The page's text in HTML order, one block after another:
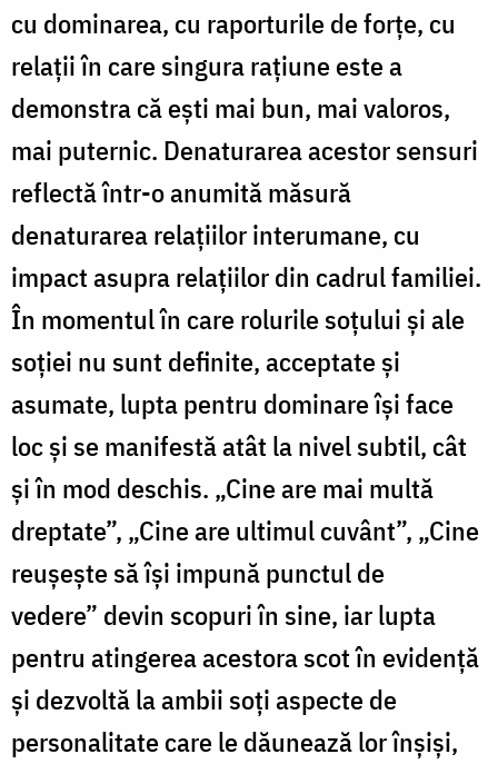
cu dominarea, cu raporturile de forţe, cu
relaţii în care singura raţiune este a
demonstra că eşti mai bun, mai valoros,
mai puternic. Denaturarea acestor sensuri
reflectă într-o anumită măsură
denaturarea relaţiilor interumane, cu
impact asupra relaţiilor din cadrul familiei.
În momentul în care rolurile soţului şi ale
soţiei nu sunt definite, acceptate şi
asumate, lupta pentru dominare îşi face
loc şi se manifestă atât la nivel subtil, cât
şi în mod deschis. „Cine are mai multă
dreptate”, „Cine are ultimul cuvânt”, „Cine
reuşeşte să îşi impună punctul de
vedere” devin scopuri în sine, iar lupta
pentru atingerea acestora scot în evidenţă
şi dezvoltă la ambii soţi aspecte de
personalitate care le dăunează lor înşişi,